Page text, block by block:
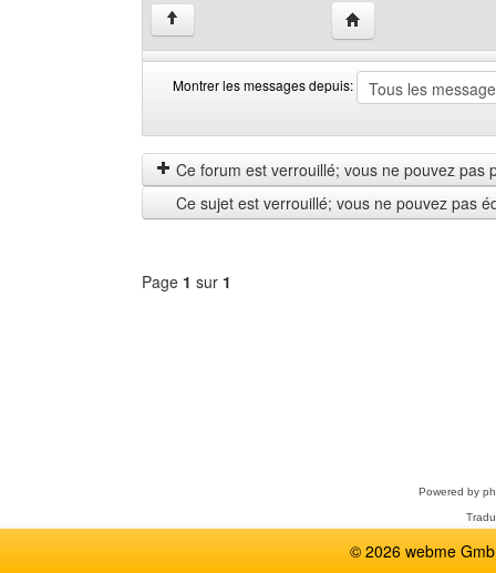
↑ Visiter le site web
Montrer les messages depuis:
les
messages
depuis
by
Ce forum est verrouillé; vous ne pouvez pas
Ce sujet est verrouillé; vous ne pouvez pas
Page 1 sur 1
Powered by
© 2026 webme